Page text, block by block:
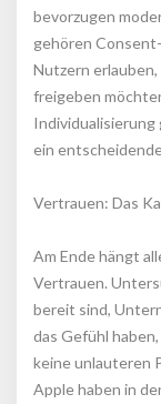
bevorzugen
gehören
Nutzern
freigeben
ein
Vertrauen: Das
Am Ende hängt
Vertrauen.
bereit sind,
das Gefühl
keine unlauteren
Apple haben in